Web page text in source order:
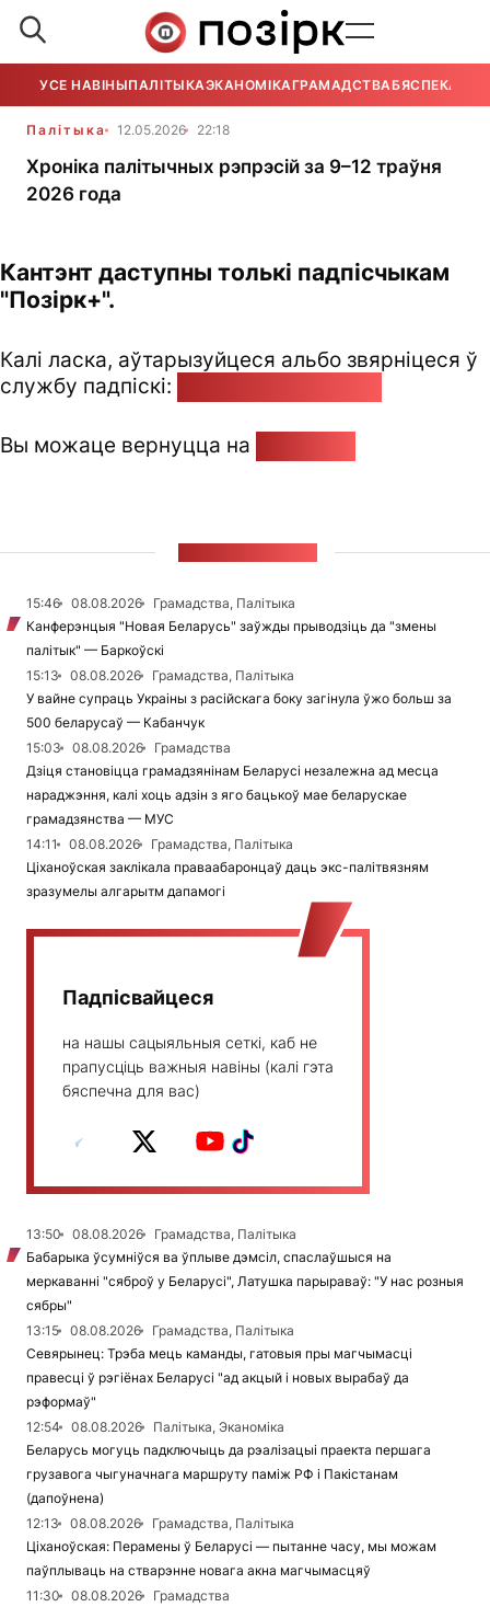
УСЕ НАВІНЫПАЛІТЫКАЭКАНОМІКАГРАМАДСТВАБЯСПЕКА
Палітыка 12.05.2026 22:18
Хроніка палітычных рэпрэсій за 9–12 траўня
2026 года
Кантэнт даступны толькі падпісчыкам
"Позірк+".
Калі ласка, аўтарызуйцеся альбо звярніцеся ў
службу падпіскі:
Вы можаце вернуцца на
15:46 08.08.2026
Грамадства, Палітыка
Канферэнцыя "Новая Беларусь" заўжды прыводзіць да "змены
палітык" — Баркоўскі
15:13
08.08.2026
Грамадства, Палітыка
У вайне супраць Украіны з расійскага боку загінула ўжо больш за
500 беларусаў — Кабанчук
15:03
08.08.2026
Грамадства
Дзіця становіцца грамадзянінам Беларусі незалежна ад месца
нараджэння, калі хоць адзін з яго бацькоў мае беларускае
грамадзянства — МУС
14:11
08.08.2026
Грамадства, Палітыка
Ціханоўская заклікала праваабаронцаў даць экс-палітвязням
зразумелы алгарытм дапамогі
Падпісвайцеся
на нашы сацыяльныя сеткі, каб не
прапусціць важныя навіны (калі гэта
бяспечна для вас)
13:50 08.08.2026
Грамадства, Палітыка
Бабарыка ўсумніўся ва ўплыве дэмсіл, спаслаўшыся на
меркаванні "сяброў у Беларусі", Латушка парыраваў: "У нас розныя
сябры"
13:15
08.08.2026
Грамадства, Палітыка
Севярынец: Трэба мець каманды, гатовыя пры магчымасці
правесці ў рэгіёнах Беларусі "ад акцый і новых вырабаў да
рэформаў"
12:54
08.08.2026
Палітыка, Эканоміка
Беларусь могуць падключыць да рэалізацыі праекта першага
грузавога чыгуначнага маршруту паміж РФ і Пакістанам
(дапоўнена)
12:13
08.08.2026
Грамадства, Палітыка
Ціханоўская: Перамены ў Беларусі — пытанне часу, мы можам
паўплываць на стварэнне новага акна магчымасцяў
11:30
08.08.2026
Грамадства